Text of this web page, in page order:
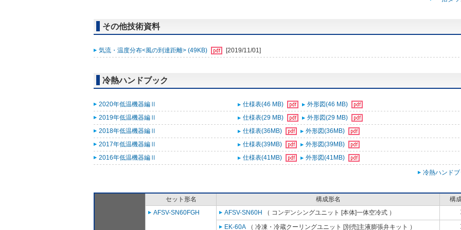
その他技術資料
気流・温度分布<風の到達距離> (49KB) [2019/11/01]
冷熱ハンドブック
2020年低温機器編Ⅱ 仕様表(46 MB)
外形図(46 MB)
2019年低温機器編Ⅱ
仕様表(29 MB)
外形図(29 MB)
2018年低温機器編Ⅱ
仕様表(36MB)
外形図(36MB)
2017年低温機器編Ⅱ
仕様表(39MB)
外形図(39MB)
2016年低温機器編Ⅱ
仕様表(41MB) 外形図(41MB)
冷熱ハンド
セット形名 構成形名
構
AFSV-SN60FGH
AFSV-SN60H （ コンデンシングユニット [本体]一体空冷式 ）
EK-60A （ 冷凍・冷蔵クーリングユニット [別売]主液膨張弁キット ）